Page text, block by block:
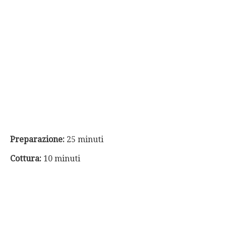
Preparazione: 25 minuti
Cottura: 10 minuti